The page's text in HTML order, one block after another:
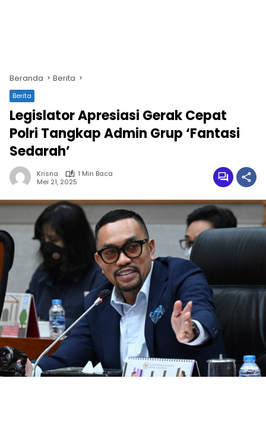
Beranda Berita
Berita
Legislator Apresiasi Gerak Cepat
Polri Tangkap Admin Grup ‘Fantasi
Sedarah’
Krisna
1 Min Baca
Mei 21, 2025